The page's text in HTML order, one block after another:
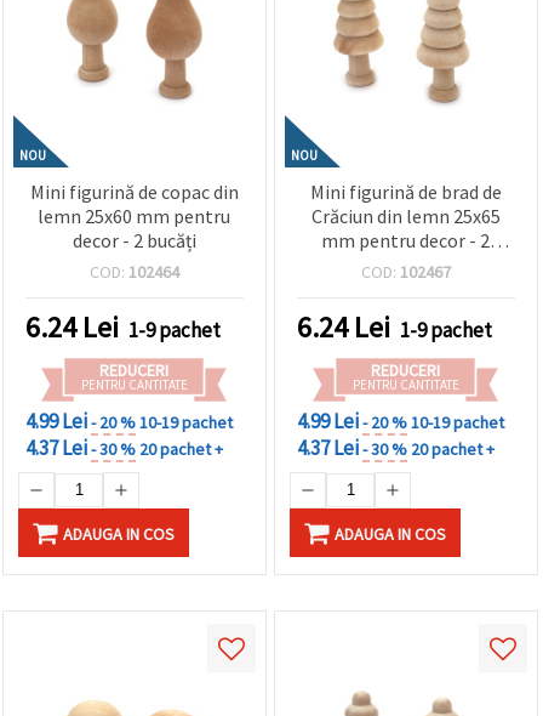
NOU
Mini figurină de copac din
lemn 25x60 mm pentru
decor - 2 bucăți
COD: 102464
6.24Lei 1-9 pachet
REDUCERI
PENTRU CANTITATE
4.99 Lei- 20 %10-19 pachet
4.37 Lei- 30 % 20 pachet +
ADAUGA IN COS
NOU
Mini figurină de brad de
Crăciun din lemn 25x65
mm pentru decor - 2
bucăți
COD: 102467
6.24Lei 1-9 pachet
REDUCERI
PENTRU CANTITATE
4.99 Lei- 20 %10-19 pachet
4.37 Lei- 30 % 20 pachet +
ADAUGA IN COS